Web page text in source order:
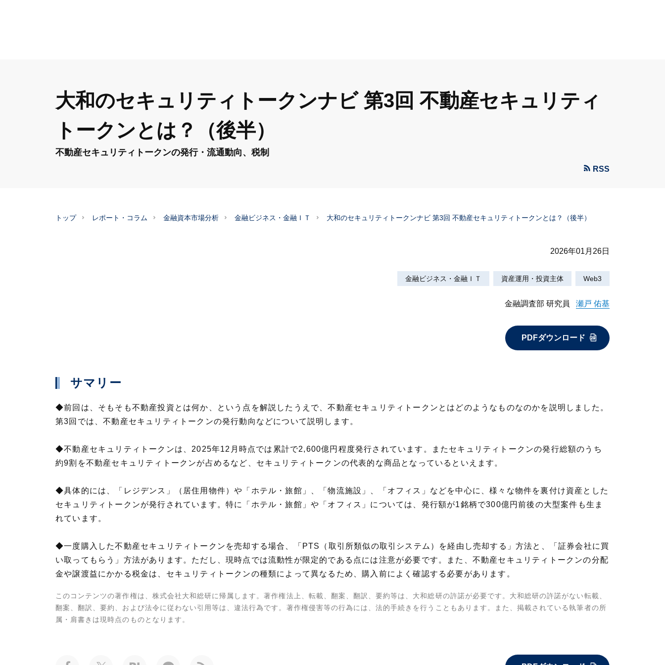
大和のセキュリティトークンナビ 第3回 不動産セキュリティ
トークンとは？（後半）
不動産セキュリティトークンの発行・流通動向、税制
RSS
トップ レポート・コラム 金融資本市場分析 金融ビジネス・金融ＩＴ 大和のセキュリティトークンナビ 第3回 不動産セキュリティトークンとは？（後半）
2026年01月26日
金融ビジネス・金融ＩＴ 資産運用・投資主体 Web3
金融調査部 研究員 瀬戸 佑基
PDFダウンロード
サマリー
◆前回は、そもそも不動産投資とは何か、という点を解説したうえで、不動産セキュリティトークンとはどのようなものなのかを説明しました。
第3回では、不動産セキュリティトークンの発行動向などについて説明します。
◆不動産セキュリティトークンは、2025年12月時点では累計で2,600億円程度発行されています。またセキュリティトークンの発行総額のうち
約9割を不動産セキュリティトークンが占めるなど、セキュリティトークンの代表的な商品となっているといえます。
◆具体的には、「レジデンス」（居住用物件）や「ホテル・旅館」、「物流施設」、「オフィス」などを中心に、様々な物件を裏付け資産とした
セキュリティトークンが発行されています。特に「ホテル・旅館」や「オフィス」については、発行額が1銘柄で300億円前後の大型案件も生ま
れています。
◆一度購入した不動産セキュリティトークンを売却する場合、「PTS（取引所類似の取引システム）を経由し売却する」方法と、「証券会社に買
い取ってもらう」方法があります。ただし、現時点では流動性が限定的である点には注意が必要です。また、不動産セキュリティトークンの分配
金や譲渡益にかかる税金は、セキュリティトークンの種類によって異なるため、購入前によく確認する必要があります。
このコンテンツの著作権は、株式会社大和総研に帰属します。著作権法上、転載、翻案、翻訳、要約等は、大和総研の許諾が必要です。大和総研の許諾がない転載、
翻案、翻訳、要約、および法令に従わない引用等は、違法行為です。著作権侵害等の行為には、法的手続きを行うこともあります。また、掲載されている執筆者の所
属・肩書きは現時点のものとなります。